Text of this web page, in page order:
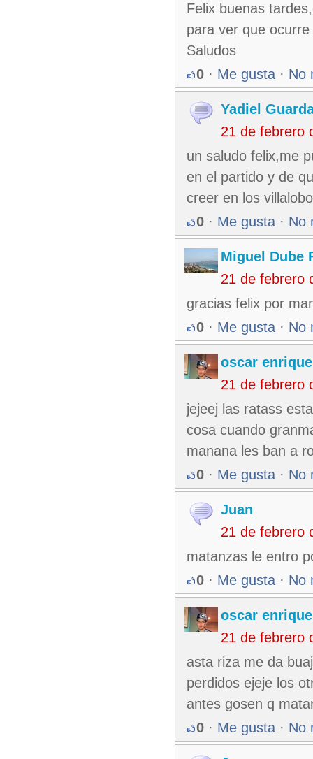
Felix buenas
para ver que
Saludos
0 · Me gusta · No
Yadiel
21 de febrero
un saludo felix,me
en el partido y de
creer en los
0 · Me gusta · No
Miguel Dube
21 de febrero
gracias felix por
0 · Me gusta · No
oscar enrique
21 de febrero
jejeej las ratass
cosa cuando
manana les ban a
0 · Me gusta · No
Juan
21 de febrero
matanzas le entro
0 · Me gusta · No
oscar enrique
21 de febrero
asta riza me da
perdidos ejeje los
antes gosen q
0 · Me gusta · No